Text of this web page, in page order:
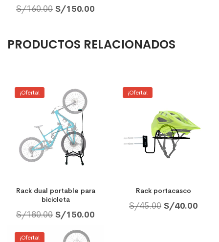
S/160.00 S/150.00
PRODUCTOS RELACIONADOS
¡Oferta!
Rack dual portable para
bicicleta
S/180.00 S/150.00
¡Oferta!
Rack portacasco
S/45.00 S/40.00
¡Oferta!